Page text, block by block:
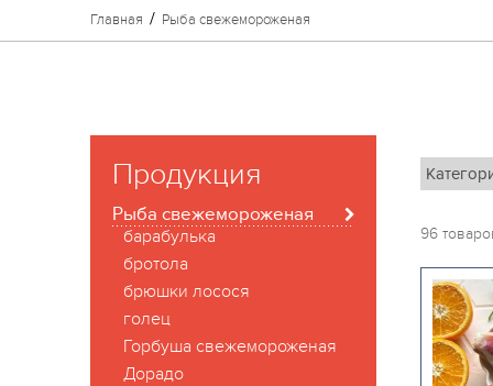
Главная Рыба свежемороженая
Продукция
Рыба свежемороженая
барабулька
бротола
брюшки лосося
голец
Горбуша свежемороженая
Дорадо
96